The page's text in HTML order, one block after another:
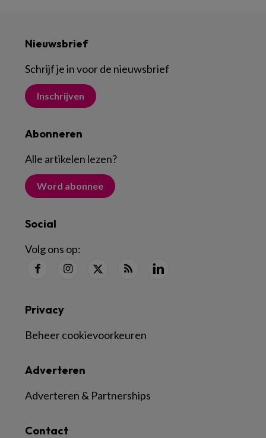
Nieuwsbrief
Schrijf je in voor de nieuwsbrief
Inschrijven
Abonneren
Alle artikelen lezen?
Word abonnee
Social
Volg ons op:
Contact
Adverteren
Adverteren & Partnerships
Privacy
Beheer cookievoorkeuren